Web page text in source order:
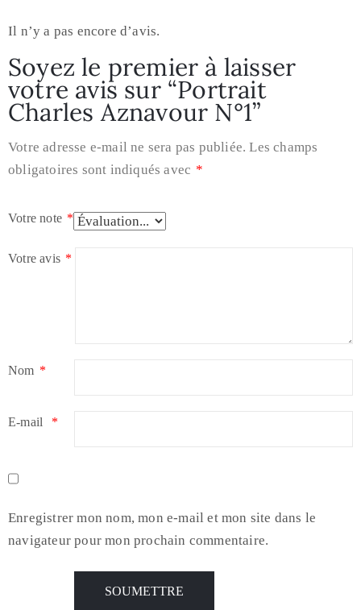
Il n’y a pas encore d’avis.
Soyez le premier à laisser
votre avis sur “Portrait
Charles Aznavour N°1”
Votre adresse e-mail ne sera pas publiée. Les champs
obligatoires sont indiqués avec *
Votre note *
Votre avis *
Nom *
E-mail *
Enregistrer mon nom, mon e-mail et mon site dans le
navigateur pour mon prochain commentaire.